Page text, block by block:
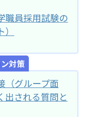
職員採用試験の
対策
（グループ面
出される質問と